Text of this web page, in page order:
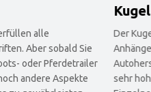
alle
Aber sobald Sie
oder Pferdetrailer
andere Aspekte
Der
sehr